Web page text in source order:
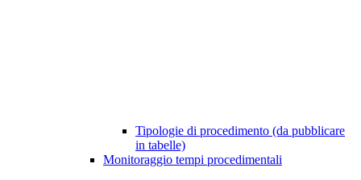
Tipologie di procedimento (da pubblicare
in tabelle)
Monitoraggio tempi procedimentali